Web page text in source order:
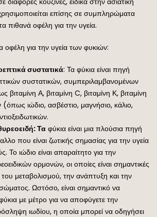
επίσης σε συμπληρώματα
πιθανά οφέλη για την υγεία.
για την υγεία των φυκιών:
συστατικά: Τα φύκια είναι πηγή
συστατικών, συμπεριλαμβανομένων
βιταμίνη Α, βιταμίνη C, βιταμίνη Κ, βιταμίνη
ιώδιο, ασβέστιο, μαγνήσιο, κάλιο,
Τα φύκια είναι μια πλούσια πηγή
που είναι ζωτικής σημασίας για την υγεία
Το ιώδιο είναι απαραίτητο για την
ορμονών, οι οποίες είναι σημαντικές
μεταβολισμού, την ανάπτυξη και την
Ωστόσο, είναι σημαντικό να
με μέτρο για να αποφύγετε την
ιωδίου, η οποία μπορεί να οδηγήσει